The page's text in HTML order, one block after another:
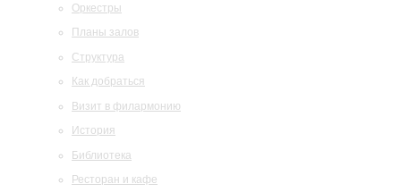
Оркестры
Планы залов
Структура
Как добраться
Визит в филармонию
История
Библиотека
Ресторан и кафе